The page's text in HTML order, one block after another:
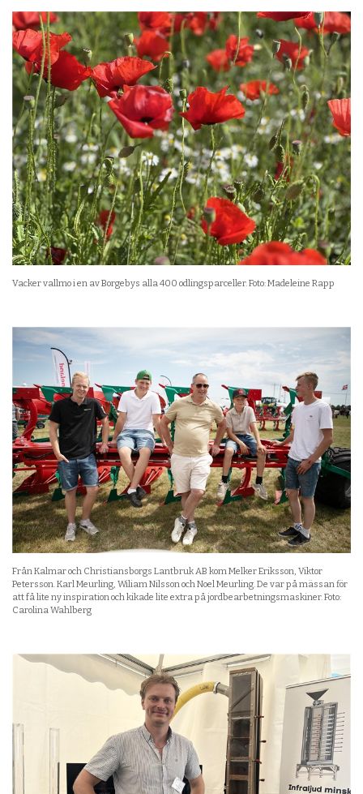
Vacker vallmo i en av Borgebys alla 400 odlingsparceller. Foto: Madeleine Rapp
Från Kalmar och Christiansborgs Lantbruk AB kom Melker Eriksson, Viktor
Petersson. Karl Meurling, Wiliam Nilsson och Noel Meurling. De var på mässan för
att få lite ny inspiration och kikade lite extra på jordbearbetningsmaskiner. Foto:
Carolina Wahlberg